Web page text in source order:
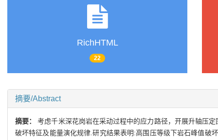
RichHTML
22
摘要/Abstract
摘要：考虑千米深花岗岩在采动过程中的应力路径，开展升轴压
破坏特征及能量演化规律.研究结果表明:高围压等级下岩石峰值破